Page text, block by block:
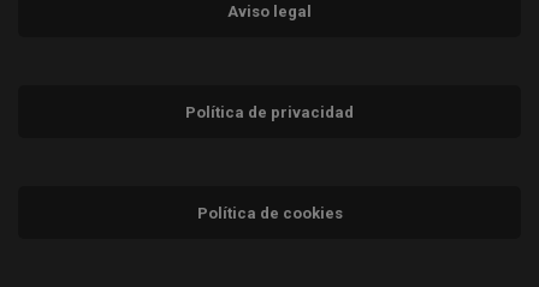
Aviso legal
Política de privacidad
Política de cookies